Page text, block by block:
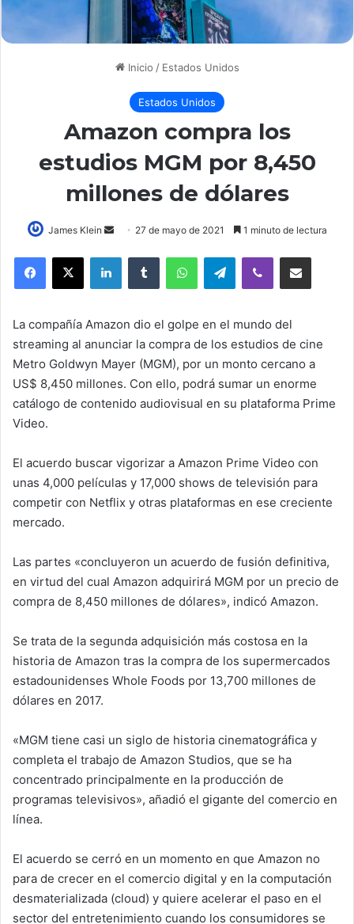
Inicio / Estados Unidos
Estados Unidos
Amazon compra los
estudios MGM por 8,450
millones de dólares
James Klein
Send 27 de mayo de 2021 1 minuto de lectura
LinkedInTumblr WhatsAppTelegramViber Compartir por correo
La compañía Amazon dio el golpe en el mundo del
streaming al anunciar la compra de los estudios de cine
Metro Goldwyn Mayer (MGM), por un monto cercano a
US$ 8,450 millones. Con ello, podrá sumar un enorme
catálogo de contenido audiovisual en su plataforma Prime
Video.
El acuerdo buscar vigorizar a Amazon Prime Video con
unas 4,000 películas y 17,000 shows de televisión para
competir con Netflix y otras plataformas en ese creciente
mercado.
Las partes «concluyeron un acuerdo de fusión definitiva,
en virtud del cual Amazon adquirirá MGM por un precio de
compra de 8,450 millones de dólares», indicó Amazon.
Se trata de la segunda adquisición más costosa en la
historia de Amazon tras la compra de los supermercados
estadounidenses Whole Foods por 13,700 millones de
dólares en 2017.
«MGM tiene casi un siglo de historia cinematográfica y
completa el trabajo de Amazon Studios, que se ha
concentrado principalmente en la producción de
programas televisivos», añadió el gigante del comercio en
línea.
El acuerdo se cerró en un momento en que Amazon no
para de crecer en el comercio digital y en la computación
desmaterializada (cloud) y quiere acelerar el paso en el
sector del entretenimiento cuando los consumidores se